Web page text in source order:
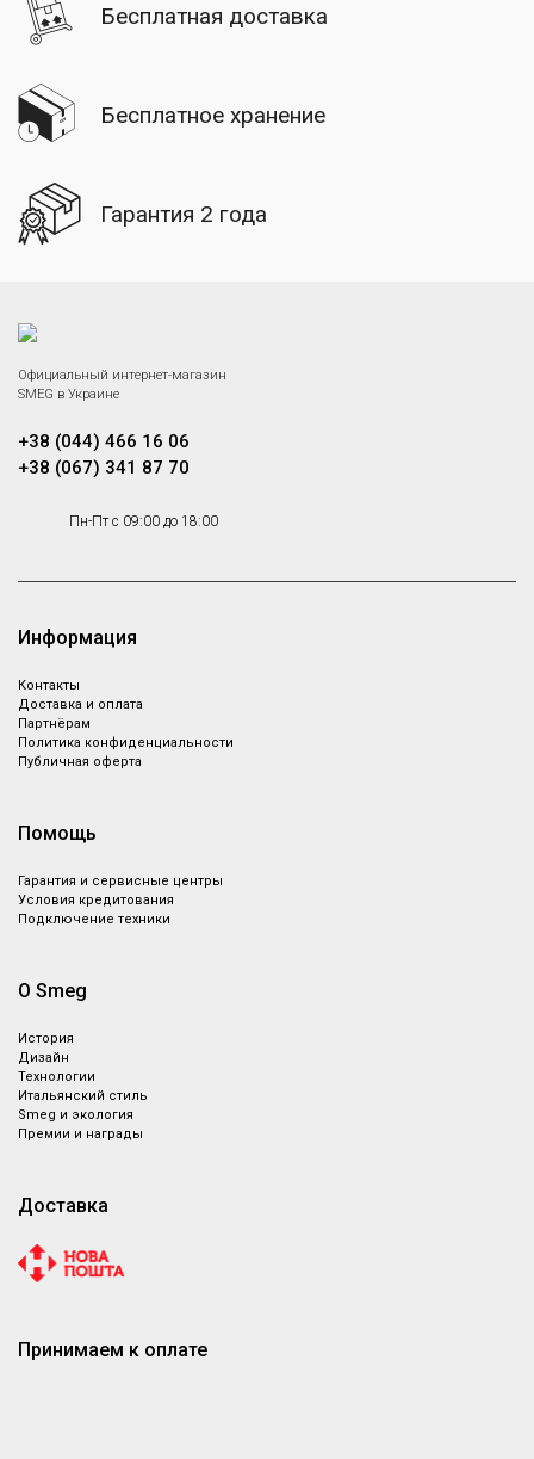
Бесплатная доставка
Бесплатное хранение
Гарантия 2 года
Официальный интернет-магазин
SMEG в Украине
+38 (044) 466 16 06
+38 (067) 341 87 70
Пн-Пт с 09:00 до 18:00
Информация
Контакты
Доставка и оплата
Партнёрам
Политика конфиденциальности
Публичная оферта
Помощь
Гарантия и сервисные центры
Условия кредитования
Подключение техники
О Smeg
История
Дизайн
Технологии
Итальянский стиль
Smeg и экология
Премии и награды
Доставка
Принимаем к оплате